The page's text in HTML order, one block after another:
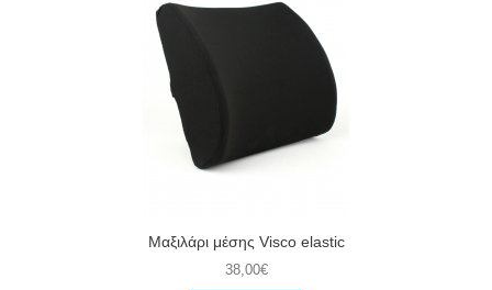
Μαξιλάρι μέσης Visco elastic
38,00€